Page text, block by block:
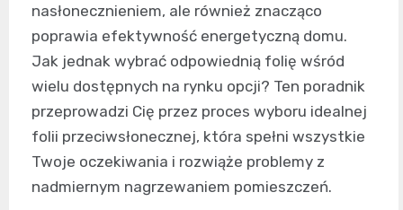
nasłonecznieniem, ale również znacząco
poprawia efektywność energetyczną domu.
Jak jednak wybrać odpowiednią folię wśród
wielu dostępnych na rynku opcji? Ten poradnik
przeprowadzi Cię przez proces wyboru idealnej
folii przeciwsłonecznej, która spełni wszystkie
Twoje oczekiwania i rozwiąże problemy z
nadmiernym nagrzewaniem pomieszczeń.